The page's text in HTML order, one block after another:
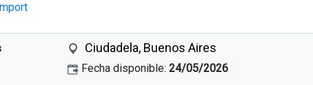
Ciudadela, Buenos Aires
Fecha disponible: 24/05/2026